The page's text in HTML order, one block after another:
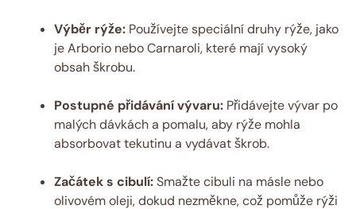
Výběr rýže: Používejte speciální druhy rýže, jako
je Arborio nebo Carnaroli, které mají vysoký
obsah škrobu.
Postupné přidávání vývaru: Přidávejte vývar po
malých dávkách a pomalu, aby rýže mohla
absorbovat tekutinu a vydávat škrob.
Začátek s cibulí:Smažte cibuli na másle nebo
olivovém oleji, dokud nezměkne, což pomůže rýži